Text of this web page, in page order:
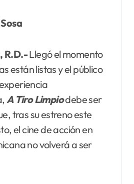
R.D.-Llegó el momento
están listas y el público
A Tiro Limpiodebe ser
tras su estreno este
el cine de acción en
no volverá a ser